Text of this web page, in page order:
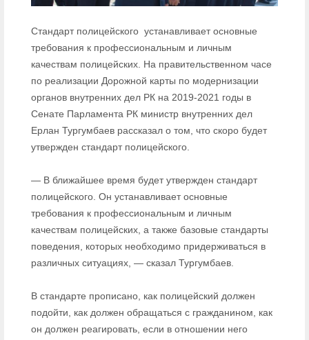
Стандарт полицейского устанавливает основные
требования к профессиональным и личным
качествам полицейских. На правительственном часе
по реализации Дорожной карты по модернизации
органов внутренних дел РК на 2019-2021 годы в
Сенате Парламента РК министр внутренних дел
Ерлан Тургумбаев рассказал о том, что скоро будет
утвержден стандарт полицейского.
— В ближайшее время будет утвержден стандарт
полицейского. Он устанавливает основные
требования к профессиональным и личным
качествам полицейских, а также базовые стандарты
поведения, которых необходимо придерживаться в
различных ситуациях, — сказал Тургумбаев.
В стандарте прописано, как полицейский должен
подойти, как должен обращаться с гражданином, как
он должен реагировать, если в отношении него